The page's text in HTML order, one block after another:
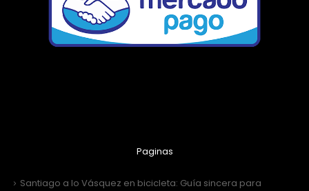
Paginas
Santiago a lo Vásquez en bicicleta: Guía sincera para